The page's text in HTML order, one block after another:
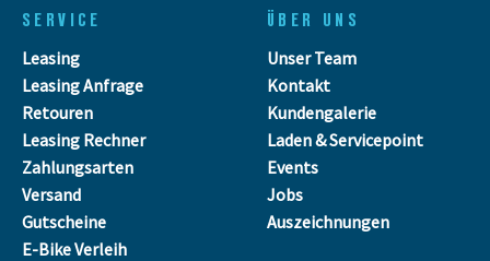
SERVICE
Leasing
Leasing Anfrage
Retouren
Leasing Rechner
Zahlungsarten
Versand
Gutscheine
E-Bike Verleih
ÜBER UNS
Unser Team
Kontakt
Kundengalerie
Laden & Servicepoint
Events
Jobs
Auszeichnungen